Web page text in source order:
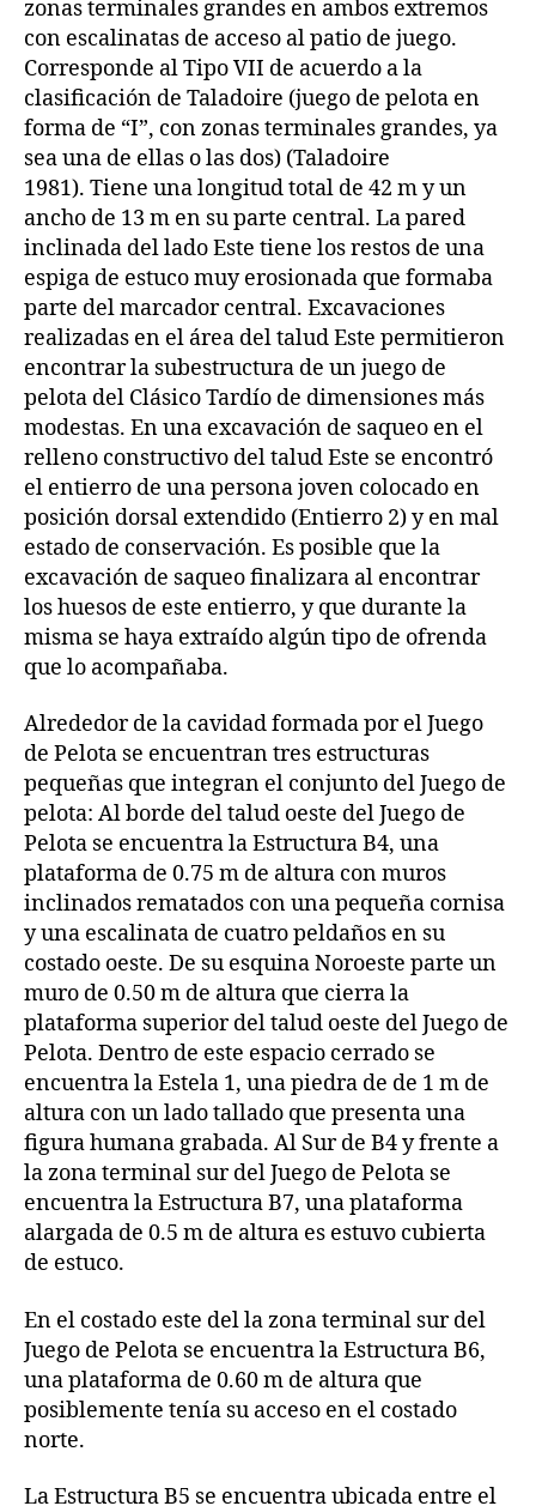
zonas terminales grandes en ambos extremos
con escalinatas de acceso al patio de juego.
Corresponde al Tipo VII de acuerdo a la
clasificación de Taladoire (juego de pelota en
forma de “I”, con zonas terminales grandes, ya
sea una de ellas o las dos) (Taladoire
1981). Tiene una longitud total de 42 m y un
ancho de 13 m en su parte central. La pared
inclinada del lado Este tiene los restos de una
espiga de estuco muy erosionada que formaba
parte del marcador central. Excavaciones
realizadas en el área del talud Este permitieron
encontrar la subestructura de un juego de
pelota del Clásico Tardío de dimensiones más
modestas. En una excavación de saqueo en el
relleno constructivo del talud Este se encontró
el entierro de una persona joven colocado en
posición dorsal extendido (Entierro 2) y en mal
estado de conservación. Es posible que la
excavación de saqueo finalizara al encontrar
los huesos de este entierro, y que durante la
misma se haya extraído algún tipo de ofrenda
que lo acompañaba.
Alrededor de la cavidad formada por el Juego
de Pelota se encuentran tres estructuras
pequeñas que integran el conjunto del Juego de
pelota: Al borde del talud oeste del Juego de
Pelota se encuentra la Estructura B4, una
plataforma de 0.75 m de altura con muros
inclinados rematados con una pequeña cornisa
y una escalinata de cuatro peldaños en su
costado oeste. De su esquina Noroeste parte un
muro de 0.50 m de altura que cierra la
plataforma superior del talud oeste del Juego de
Pelota. Dentro de este espacio cerrado se
encuentra la Estela 1, una piedra de de 1 m de
altura con un lado tallado que presenta una
figura humana grabada. Al Sur de B4 y frente a
la zona terminal sur del Juego de Pelota se
encuentra la Estructura B7, una plataforma
alargada de 0.5 m de altura es estuvo cubierta
de estuco.
En el costado este del la zona terminal sur del
Juego de Pelota se encuentra la Estructura B6,
una plataforma de 0.60 m de altura que
posiblemente tenía su acceso en el costado
norte.
La Estructura B5 se encuentra ubicada entre el